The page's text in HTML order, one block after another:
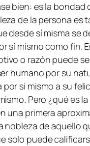
bien: es la
de la persona es
desde sí misma
sí mismo como fin.
o razón puede
humano por su
por sí mismo a su
Pero ¿qué es
una primera
nobleza de aquello
solo puede